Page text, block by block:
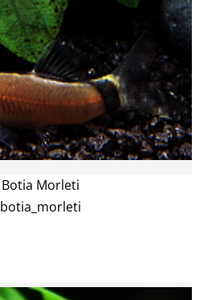
Botia Morleti
botia_morleti